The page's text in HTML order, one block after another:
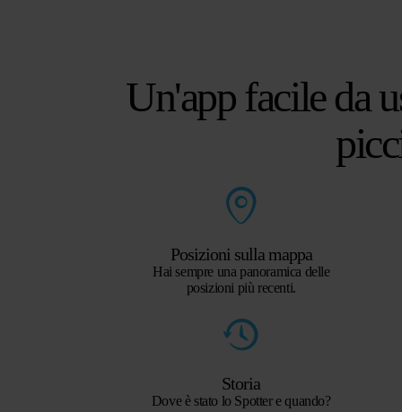
Un'app facile da
Posizioni sulla mappa
Hai sempre una panoramica delle
posizioni più recenti.
Storia
Dove è stato lo Spotter e quando?